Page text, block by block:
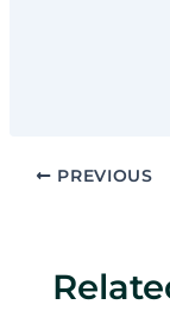
PREVIOUS